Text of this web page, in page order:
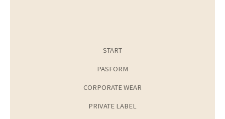
START
PASFORM
CORPORATE WEAR
PRIVATE LABEL